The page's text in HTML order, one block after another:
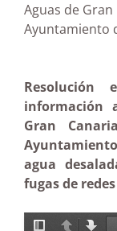
Aguas de
Resolución
información
Gran
agua
fugas de